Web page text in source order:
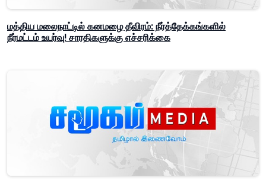
மத்திய மலைநாட்டில் கனமழை தீவிரம்: நீர்த்தேக்கங்களில்
நீர்மட்டம் உயர்வு! சாரதிகளுக்கு எச்சரிக்கை